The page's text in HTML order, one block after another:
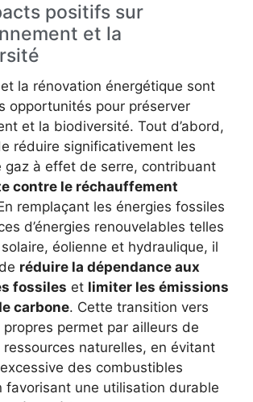
positifs sur
et la
la rénovation énergétique sont
opportunités pour préserver
et la biodiversité. Tout d’abord,
réduire significativement les
gaz à effet de serre, contribuant
contre le réchauffement
remplaçant les énergies fossiles
d’énergies renouvelables telles
solaire, éolienne et hydraulique, il
réduire la dépendance aux
fossiles et limiter les émissions
carbone. Cette transition vers
permet par ailleurs de
ressources naturelles, en évitant
des combustibles
favorisant une utilisation durable